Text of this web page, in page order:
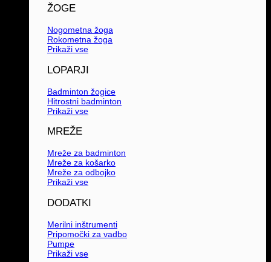
ŽOGE
Nogometna žoga
Rokometna žoga
Prikaži vse
LOPARJI
Badminton žogice
Hitrostni badminton
Prikaži vse
MREŽE
Mreže za badminton
Mreže za košarko
Mreže za odbojko
Prikaži vse
DODATKI
Merilni inštrumenti
Pripomočki za vadbo
Pumpe
Prikaži vse